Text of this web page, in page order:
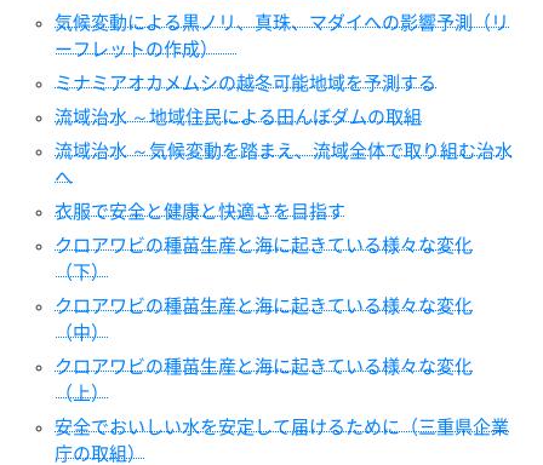
気候変動による黒ノリ、真珠、マダイへの影響予測（リ
ーフレットの作成）
ミナミアオカメムシの越冬可能地域を予測する
流域治水 ～地域住民による田んぼダムの取組
流域治水 ～気候変動を踏まえ、流域全体で取り組む治水
へ
衣服で安全と健康と快適さを目指す
クロアワビの種苗生産と海に起きている様々な変化
（下）
クロアワビの種苗生産と海に起きている様々な変化
（中）
クロアワビの種苗生産と海に起きている様々な変化
（上）
安全でおいしい水を安定して届けるために（三重県企業
庁の取組）